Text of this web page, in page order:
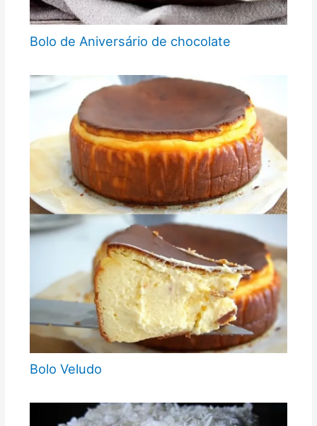
Bolo de Aniversário de chocolate
Bolo Veludo